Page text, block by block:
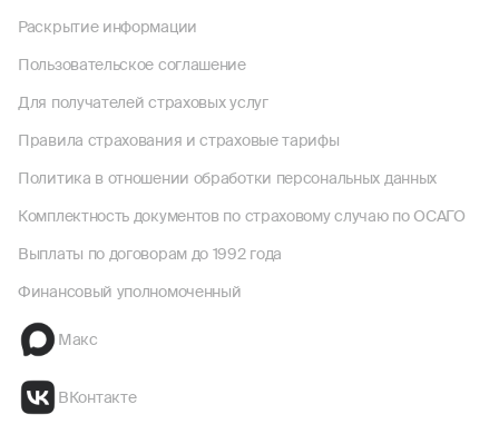
Раскрытие информации
Пользовательское соглашение
Для получателей страховых услуг
Правила страхования и страховые тарифы
Политика в отношении обработки персональных данных
Комплектность документов по страховому случаю по ОСАГО
Выплаты по договорам до 1992 года
Финансовый уполномоченный
Макс
ВКонтакте